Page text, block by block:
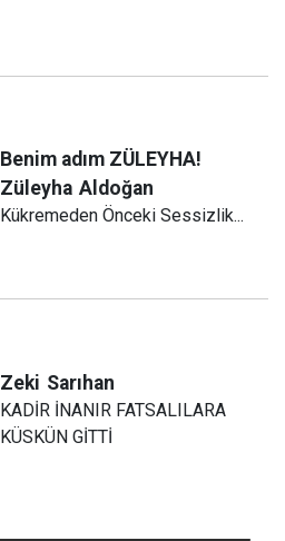
Benim adım ZÜLEYHA!
Züleyha Aldoğan
Kükremeden Önceki Sessizlik...
Zeki Sarıhan
KADİR İNANIR FATSALILARA
KÜSKÜN GİTTİ